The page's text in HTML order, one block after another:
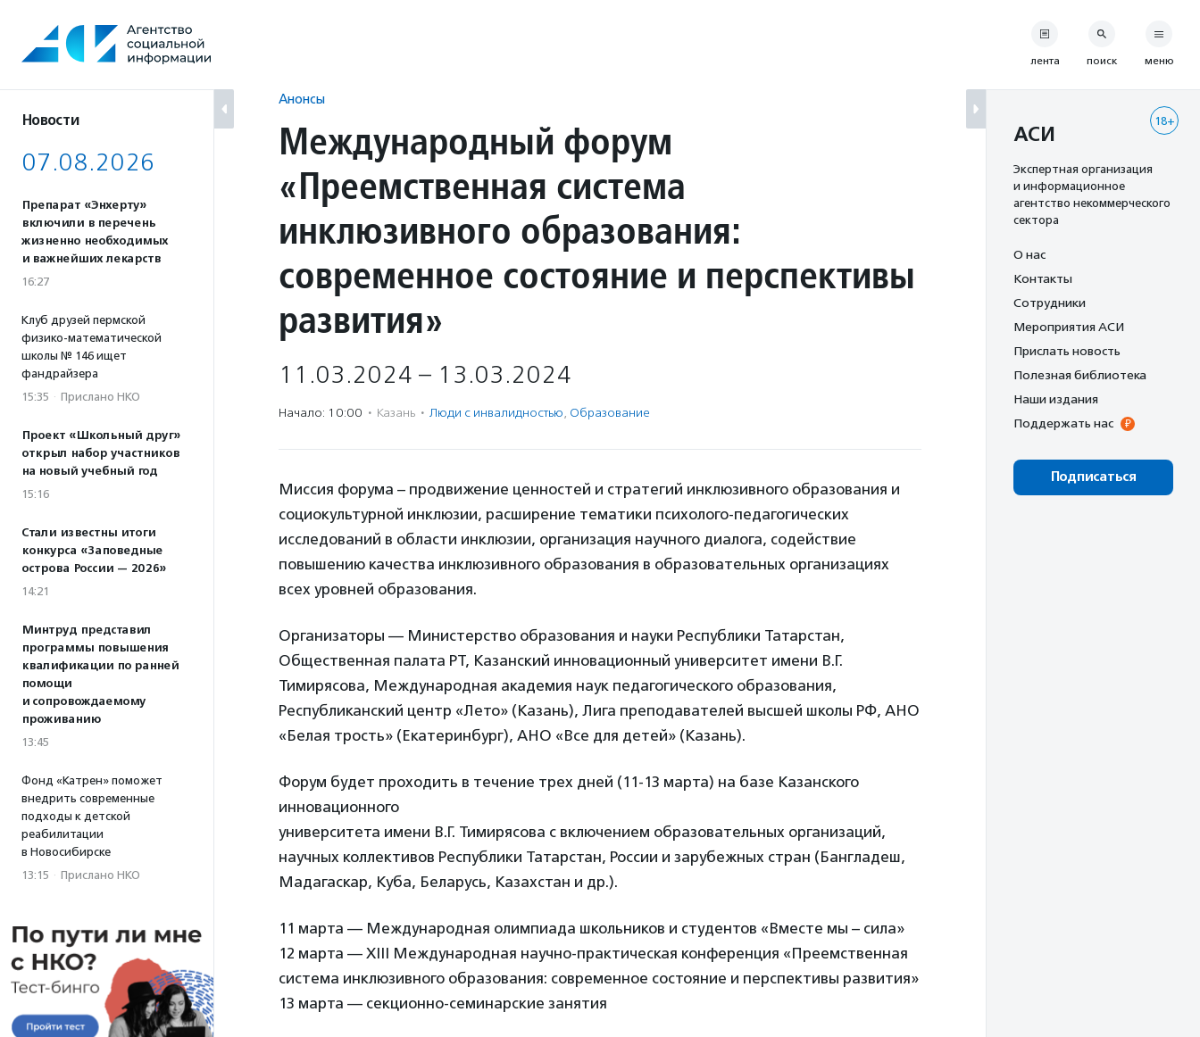
содержанию
Новости
07.08.2026
Препарат «Энхерту»
включили в перечень
жизненно необходимых
и важнейших лекарств
16:27
Клуб друзей пермской
физико-математической
школы № 146 ищет
фандрайзера
15:35 · Прислано НКО
Проект «Школьный друг»
открыл набор участников
на новый учебный год
15:16
Стали известны итоги
конкурса «Заповедные
острова России — 2026»
14:21
Минтруд представил
программы повышения
квалификации по ранней
помощи
и сопровождаемому
проживанию
13:45
Фонд «Катрен» поможет
внедрить современные
подходы к детской
реабилитации
в Новосибирске
13:15 · Прислано НКО
Анонсы
Международный форум
«Преемственная система
инклюзивного образования:
современное состояние и перспективы
развития»
11.03.2024 – 13.03.2024
Начало: 10:00 · Казань · Люди с инвалидностью, Образование
Миссия форума – продвижение ценностей и стратегий инклюзивного образования и
социокультурной инклюзии, расширение тематики психолого-педагогических
исследований в области инклюзии, организация научного диалога, содействие
повышению качества инклюзивного образования в образовательных организациях
всех уровней образования.
Организаторы — Министерство образования и науки Республики Татарстан,
Общественная палата РТ, Казанский инновационный университет имени В.Г.
Тимирясова, Международная академия наук педагогического образования,
Республиканский центр «Лето» (Казань), Лига преподавателей высшей школы РФ, АНО
«Белая трость» (Екатеринбург), АНО «Все для детей» (Казань).
Форум будет проходить в течение трех дней (11-13 марта) на базе Казанского
инновационного
университета имени В.Г. Тимирясова с включением образовательных организаций,
научных коллективов Республики Татарстан, России и зарубежных стран (Бангладеш,
Мадагаскар, Куба, Беларусь, Казахстан и др.).
11 марта — Международная олимпиада школьников и студентов «Вместе мы – сила»
12 марта — XIII Международная научно-практическая конференция «Преемственная
система инклюзивного образования: современное состояние и перспективы развития»
13 марта — секционно-семинарские занятия
лента поиск меню
18+
АСИ
Экспертная организация
и информационное
агентство некоммерческого
сектора
О нас
Контакты
Сотрудники
Мероприятия АСИ
Прислать новость
Полезная библиотека
Наши издания
Поддержать нас
Подписаться